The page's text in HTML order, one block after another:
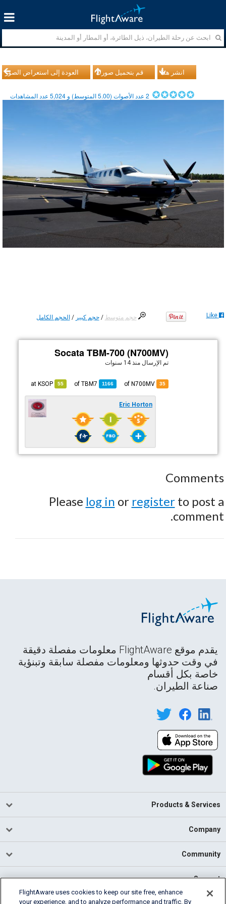
العودة إلى استعراض الصور قم بتحميل صورك انشر هذا
2عدد الأصوات (5.00المتوسط) و 5,024عدد المشاهدات
حجم متوسط /حجم كبير /الحجم الكامل Like
Socata TBM-700 (N700MV)
تم الإرسال منذ 14 سنوات
35
1166
TBM7
55
KSOP
Eric Horton
Comments
Please log in or registerto post a
comment.
يقدم موقع FlightAware معلومات مفصلة دقيقة
في وقت حدوثها ومعلومات مفصلة سابقة وتبنؤية
خاصة بكل أقسام
صناعة الطيران.
Products & Services
Company
Community
Support
FlightAware uses cookies to keep our site free, enhance
your experience, and to analyze performance and traffic. By